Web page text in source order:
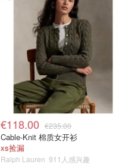
€118.00 €235.00
Cable-Knit 棉质女开衫
xs捡漏
Ralph Lauren 911人感兴趣